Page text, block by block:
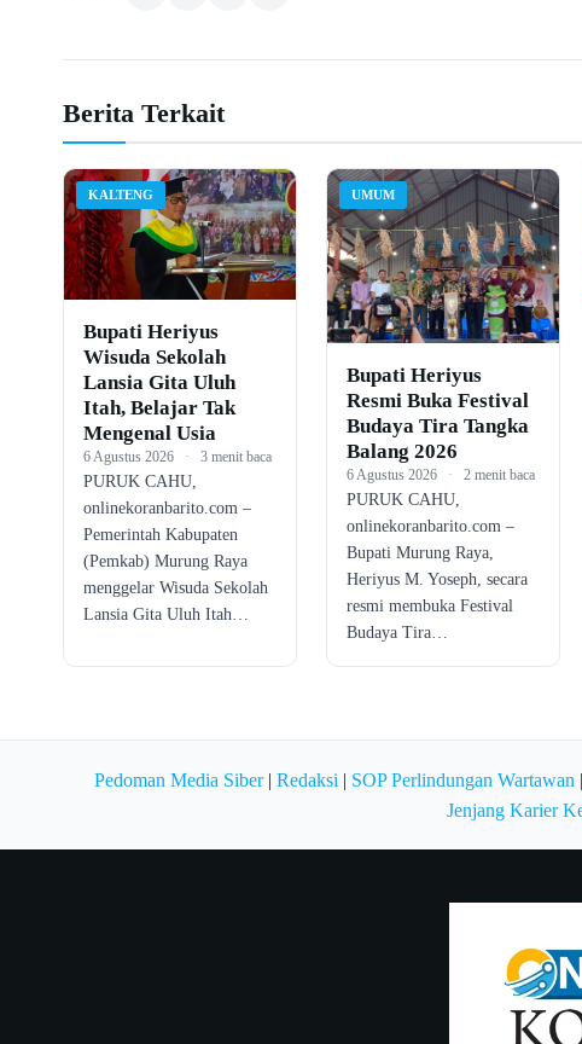
Berita Terkait
KALTENG
Bupati Heriyus
Wisuda Sekolah
Lansia Gita Uluh
Itah, Belajar Tak
Mengenal Usia
6 Agustus 2026 · 3 menit baca
PURUK CAHU,
onlinekoranbarito.com –
Pemerintah Kabupaten
(Pemkab) Murung Raya
menggelar Wisuda Sekolah
Lansia Gita Uluh Itah…
UMUM
Bupati Heriyus
Resmi Buka Festival
Budaya Tira Tangka
Balang 2026
6 Agustus 2026 · 2 menit baca
PURUK CAHU,
onlinekoranbarito.com –
Bupati Murung Raya,
Heriyus M. Yoseph, secara
resmi membuka Festival
Budaya Tira…
Pedoman Media Siber| Redaksi | SOP Perlindungan Wartawan |
Jenjang Karier